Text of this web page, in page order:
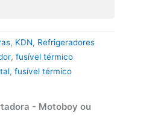
, KDN, Refrigeradores
, fusível térmico
, fusível térmico
- Motoboy ou